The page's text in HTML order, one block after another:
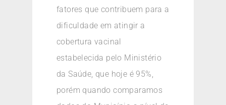
fatores que contribuem para a
dificuldade em atingir a
cobertura vacinal
estabelecida pelo Ministério
da Saúde, que hoje é 95%,
porém quando comparamos